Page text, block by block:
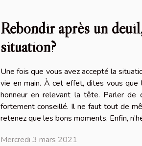
Rebondir après un
situation?
Une fois que vous avez accepté la
vie en main. À cet effet, dites vous que
honneur en relevant la tête. Parler de
fortement conseillé. Il ne faut tout de
retenez que les bons moments. Enfin,
Mercredi 3 mars 2021